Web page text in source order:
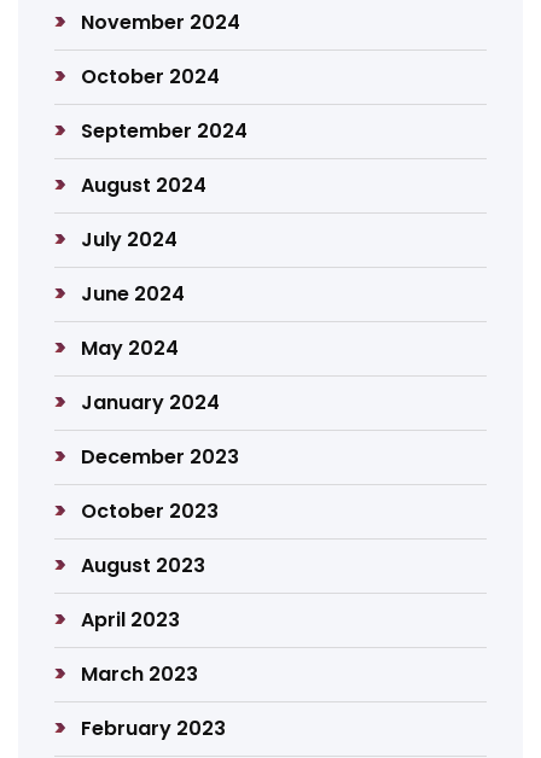
November 2024
October 2024
September 2024
August 2024
July 2024
June 2024
May 2024
January 2024
December 2023
October 2023
August 2023
April 2023
March 2023
February 2023